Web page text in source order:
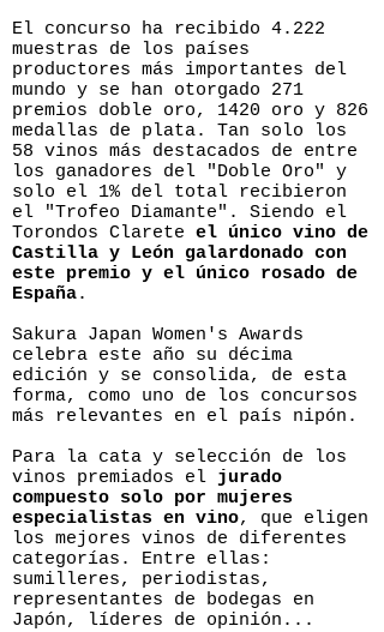
El concurso ha recibido 4.222
muestras de los países
productores más importantes del
mundo y se han otorgado 271
premios doble oro, 1420 oro y 826
medallas de plata. Tan solo los
58 vinos más destacados de entre
los ganadores del "Doble Oro" y
solo el 1% del total recibieron
el "Trofeo Diamante". Siendo el
Torondos Clarete el único vino de
Castilla y León galardonado con
este premio y el único rosado de
España.
Sakura Japan Women's Awards
celebra este año su décima
edición y se consolida, de esta
forma, como uno de los concursos
más relevantes en el país nipón.
Para la cata y selección de los
vinos premiados el jurado
compuesto solo por mujeres
especialistas en vino, que eligen
los mejores vinos de diferentes
categorías. Entre ellas:
sumilleres, periodistas,
representantes de bodegas en
Japón, líderes de opinión...